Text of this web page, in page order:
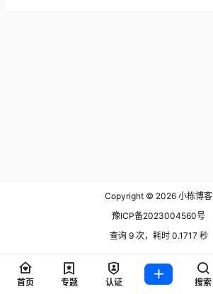
Copyright © 2026 小栋博客
豫ICP备2023004560号
查询 9 次，耗时 0.1717 秒
首页 专题 认证 搜索